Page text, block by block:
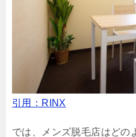
引用：RINX
では、メンズ脱毛店はどの